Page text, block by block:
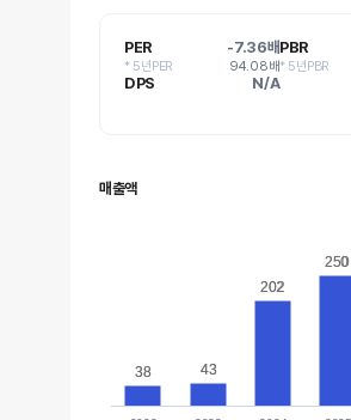
PER -7.36배
* 5년PER 94.08배
PBR
* 5년PBR
DPS N/A
매출액
38
38 43
43
202
202
250
250